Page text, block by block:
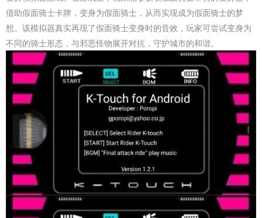
借助假面骑士卡牌，变身为假面骑士，从而实现成为假面骑士的梦
想。该模拟器真实再现了假面骑士变身时的音效，玩家可尝试变身为
不同的骑士形态，与邪恶怪物展开对抗，守护城市的和谐。